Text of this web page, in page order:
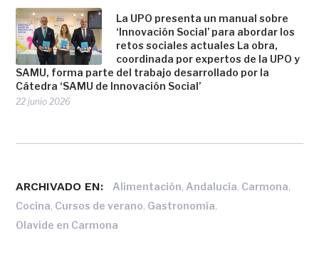
La UPO presenta un manual sobre
‘Innovación Social’ para abordar los
retos sociales actuales La obra,
coordinada por expertos de la UPO y
SAMU, forma parte del trabajo desarrollado por la
Cátedra ‘SAMU de Innovación Social’
22 junio 2026
ARCHIVADO EN: Alimentación,Andalucía, Carmona,
Cocina, Cursos de verano, Gastronomía,
Olavide en Carmona